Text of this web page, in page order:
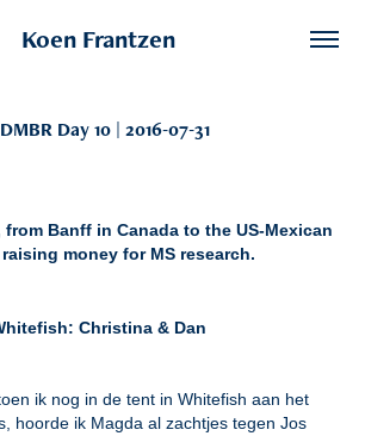
Koen Frantzen
Day 10 | 2016-07-31
from Banff in Canada to the US-Mexican
money for MS research.
Christina & Dan
ik nog in de tent in Whitefish aan het
hoorde ik Magda al zachtjes tegen Jos